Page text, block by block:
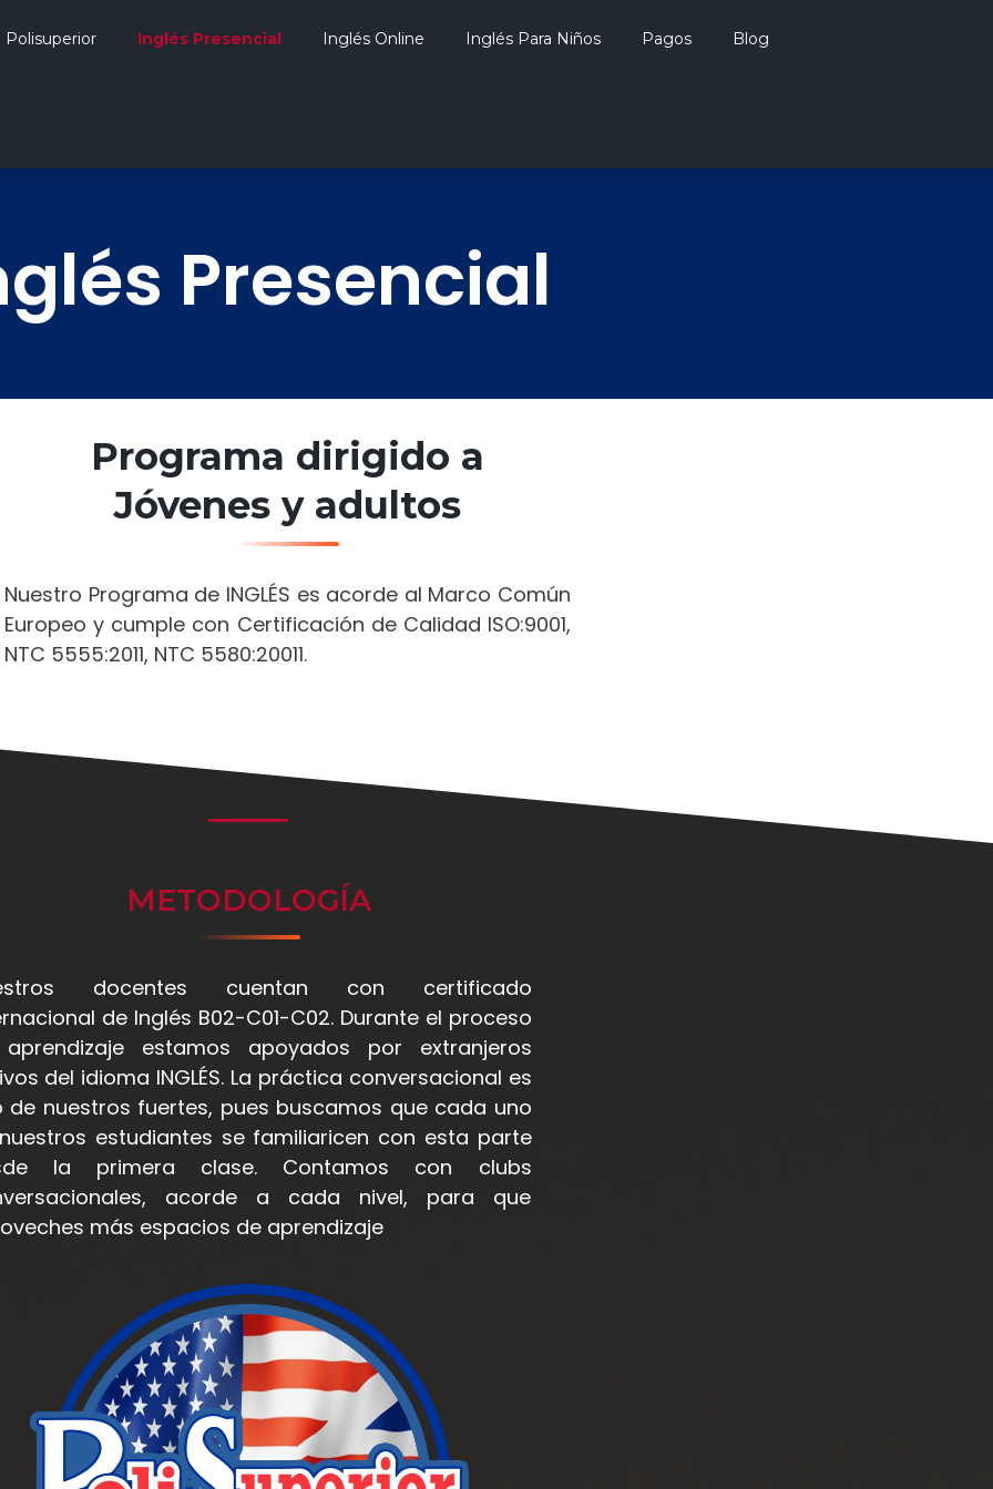
Inglés Presencial Inglés Online Inglés Para Niños Pagos Blog
Presencial
Programa dirigido a
Jóvenes y adultos
Nuestro Programa de INGLÉS es acorde al Marco Común
Europeo y cumple con Certificación de Calidad ISO:9001,
NTC 5555:2011, NTC 5580:20011.
METODOLOGÍA
docentes cuentan con certificado
de Inglés B02-C01-C02. Durante el proceso
estamos apoyados por extranjeros
del idioma INGLÉS. La práctica conversacional es
de nuestros fuertes, pues buscamos que cada uno
estudiantes se familiaricen con esta parte
la primera clase. Contamos con clubs
acorde a cada nivel, para que
más espacios de aprendizaje